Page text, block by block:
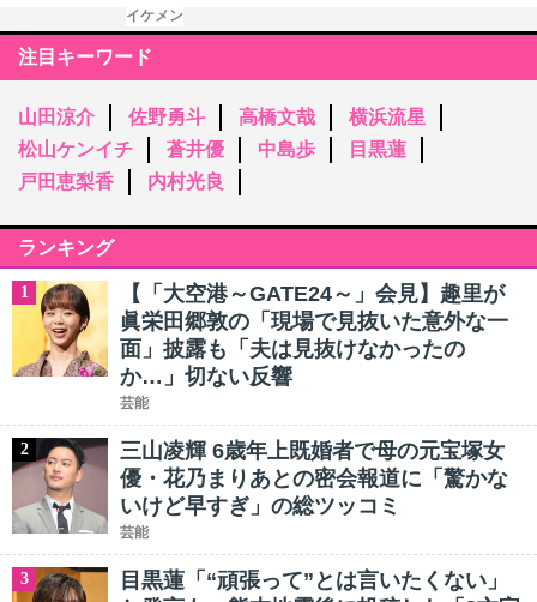
イケメン
注目キーワード
山田涼介 佐野勇斗 高橋文哉
横浜流星
松山ケンイチ
蒼井優 中島歩
目黒蓮
戸田恵梨香
内村光良
ランキング
1
【「大空港～GATE24～」会見】趣里が
眞栄田郷敦の「現場で見抜いた意外な一
面」披露も「夫は見抜けなかったの
か…」切ない反響
芸能
2
三山凌輝 6歳年上既婚者で母の元宝塚女
優・花乃まりあとの密会報道に「驚かな
いけど早すぎ」の総ツッコミ
芸能
3
目黒蓮「“頑張って”とは言いたくない」